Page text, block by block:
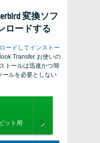
変換ソフ
ロードする
ードしてインストー
Transfer お使いの
トールは迅速かつ簡
ールを必要としない
ット用